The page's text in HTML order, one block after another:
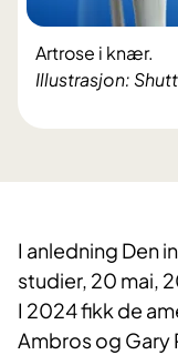
Illustrasjon:
Artrose i knær.
I anledning Den
studier, 20 mai,
I 2024 fikk de
Ambros og Gary